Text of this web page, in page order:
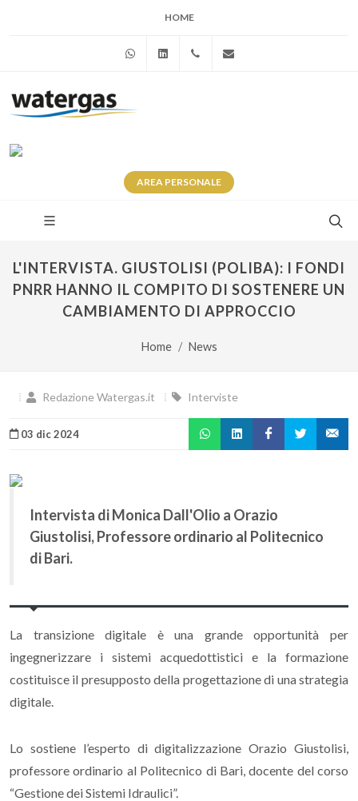
HOME
WhatsAppLinkedin+39 345 281 0246
AREA PERSONALE
L'INTERVISTA. GIUSTOLISI (POLIBA): I FONDI
PNRR HANNO IL COMPITO DI SOSTENERE UN
CAMBIAMENTO DI APPROCCIO
Home News
Redazione Watergas.it Interviste
03 dic 2024
Intervista di Monica Dall'Olio a Orazio
Giustolisi, Professore ordinario al Politecnico
di Bari.
La transizione digitale è una grande opportunità per
ingegnerizzare i sistemi acquedottistici e la formazione
costituisce il presupposto della progettazione di una strategia
digitale.
Lo sostiene l’esperto di digitalizzazione Orazio Giustolisi,
professore ordinario al Politecnico di Bari, docente del corso
“Gestione dei Sistemi Idraulici”.